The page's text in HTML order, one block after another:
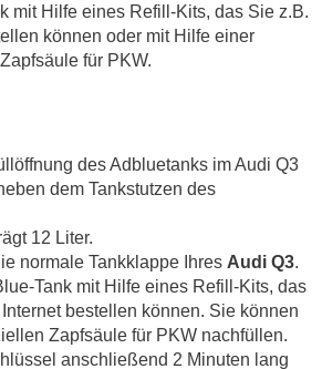
mit Hilfe eines Refill-Kits, das Sie z.B.
können oder mit Hilfe einer
für PKW.
des Adbluetanks im Audi Q3
dem Tankstutzen des
12 Liter.
normale Tankklappe Ihres Audi Q3.
Tank mit Hilfe eines Refill-Kits, das
bestellen können. Sie können
Zapfsäule für PKW nachfüllen.
anschließend 2 Minuten lang